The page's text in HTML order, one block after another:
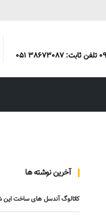
آخرین نوشته ها
کاتالوگ آندسل های ساخت